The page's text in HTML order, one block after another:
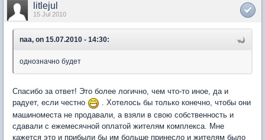
litlejul
15 Jul 2010
naa, on 15.07.2010 - 14:30:
однозначно будет
Спасибо за ответ! Это более логично, чем что-то иное, да и
радует, если честно
. Хотелось бы только конечно, чтобы они
машиноместа не продавали, а взяли в свою собственность и
сдавали с ежемесячной оплатой жителям комплекса. Мне
кажется это и прибыли бы им больше принесло и жителям было